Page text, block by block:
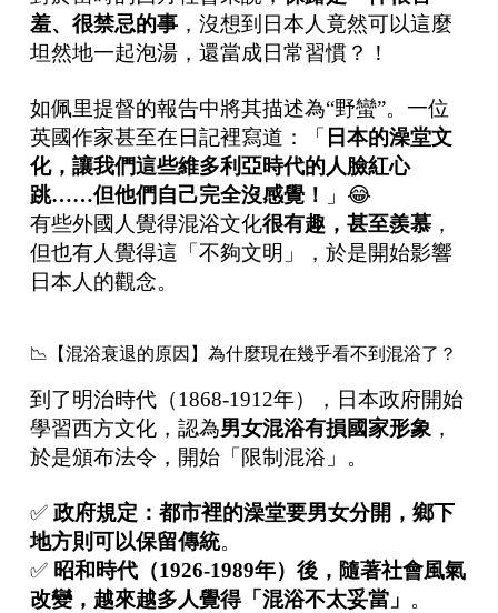
羞、很禁忌的事，沒想到日本人竟然可以這麼
坦然地一起泡湯，還當成日常習慣？！
如佩里提督的報告中將其描述為“野蠻”。一位
英國作家甚至在日記裡寫道：「 日本的澡堂文
化，讓我們這些維多利亞時代的人臉紅心
跳……但他們自己完全沒感覺！
」😂
有些外國人覺得混浴文化很有趣，甚至羨慕，
但也有人覺得這「不夠文明」，於是開始影響
日本人的觀念。
📉【混浴衰退的原因】為什麼現在幾乎看不到混浴了？
到了明治時代（1868-1912年），日本政府開始
學習西方文化，認為男女混浴有損國家形象 ，
於是頒布法令，開始「限制混浴」。
✅ 政府規定：都市裡的澡堂要男女分開，鄉下
地方則可以保留傳統。
✅ 昭和時代（1926-1989年）後，隨著社會風氣
改變，越來越多人覺得「混浴不太妥當」 。